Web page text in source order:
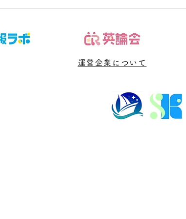
け方と具体的な行動を整理しま
り、どこで止まり、次に何を直す
に答案を診断し、優先順位と再テ
スト日を決めることです。「帰宅
運営企業について